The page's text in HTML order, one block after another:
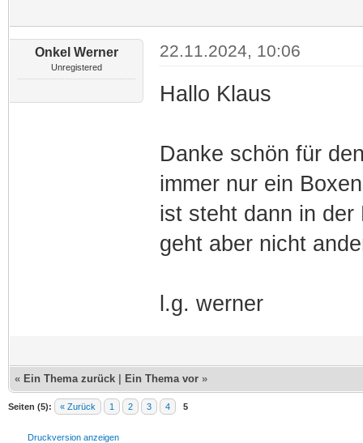
Onkel Werner
Unregistered
22.11.2024, 10:06
Hallo Klaus
Danke schön für
immer nur ein
ist steht dann in der
geht aber nicht
l.g. werner
« Ein Thema zurück Ein Thema vor »
Seiten (5): « Zurück 1 2 3 4 5
Druckversion anzeigen